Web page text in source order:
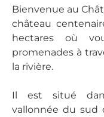
Bienvenue au
château
hectares où
promenades à
la rivière.
Il est situé
vallonnée du sud